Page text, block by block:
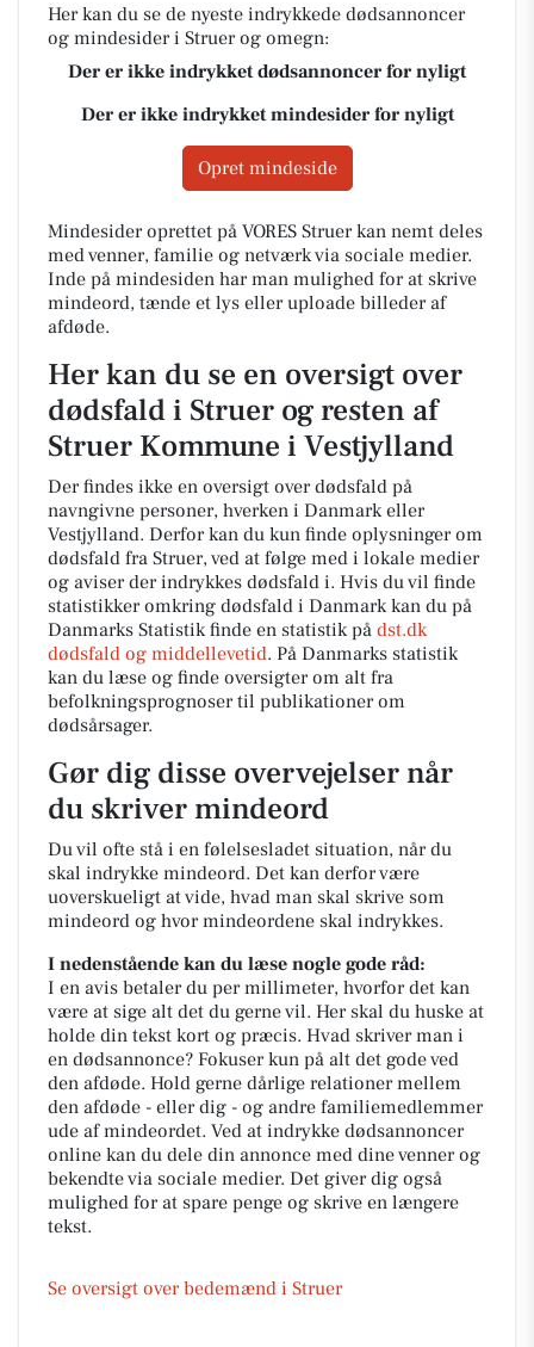
Her kan du se de nyeste indrykkede dødsannoncer
og mindesider i Struer og omegn:
Der er ikke indrykket dødsannoncer for nyligt
Der er ikke indrykket mindesider for nyligt
Opret mindeside
Mindesider oprettet på VORES Struer kan nemt deles
med venner, familie og netværk via sociale medier.
Inde på mindesiden har man mulighed for at skrive
mindeord, tænde et lys eller uploade billeder af
afdøde.
Her kan du se en oversigt over
dødsfald i Struer og resten af
Struer Kommune i Vestjylland
Der findes ikke en oversigt over dødsfald på
navngivne personer, hverken i Danmark eller
Vestjylland. Derfor kan du kun finde oplysninger om
dødsfald fra Struer, ved at følge med i lokale medier
og aviser der indrykkes dødsfald i. Hvis du vil finde
statistikker omkring dødsfald i Danmark kan du på
Danmarks Statistik finde en statistik på dst.dk
dødsfald og middellevetid. På Danmarks statistik
kan du læse og finde oversigter om alt fra
befolkningsprognoser til publikationer om
dødsårsager.
Gør dig disse overvejelser når
du skriver mindeord
Du vil ofte stå i en følelsesladet situation, når du
skal indrykke mindeord. Det kan derfor være
uoverskueligt at vide, hvad man skal skrive som
mindeord og hvor mindeordene skal indrykkes.
I nedenstående kan du læse nogle gode råd:
I en avis betaler du per millimeter, hvorfor det kan
være at sige alt det du gerne vil. Her skal du huske at
holde din tekst kort og præcis. Hvad skriver man i
en dødsannonce? Fokuser kun på alt det gode ved
den afdøde. Hold gerne dårlige relationer mellem
den afdøde - eller dig - og andre familiemedlemmer
ude af mindeordet. Ved at indrykke dødsannoncer
online kan du dele din annonce med dine venner og
bekendte via sociale medier. Det giver dig også
mulighed for at spare penge og skrive en længere
tekst.
Se oversigt over bedemænd i Struer